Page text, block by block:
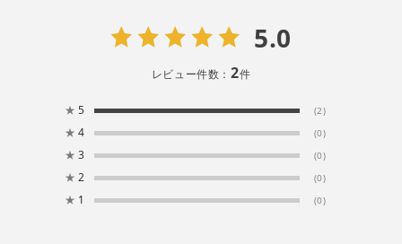
5.0
レビュー件数： 2件
★ 5 (2)
★ 4 (0)
★ 3 (0)
★ 2 (0)
★ 1 (0)